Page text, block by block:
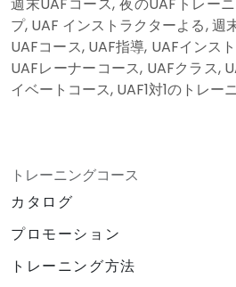
週末UAFコース, 夜のUAFトレー
プ, UAF インストラクターよる, 週
UAFコース, UAF指導, UAFインス
UAFレーナーコース, UAFクラス,
イベートコース, UAF1対1のトレー
トレーニングコース
カタログ
プロモーション
トレーニング方法